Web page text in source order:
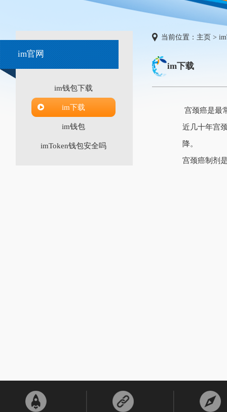
im官网
im钱包下载
im下载
im钱包
imToken钱包安全吗
当前位置： 主页 >
im下载
宫颈癌是最
近几十年宫
降。
宫颈癌制剂